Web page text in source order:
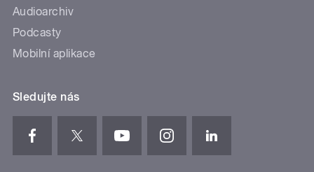
Audioarchiv
Podcasty
Mobilní aplikace
Sledujte nás